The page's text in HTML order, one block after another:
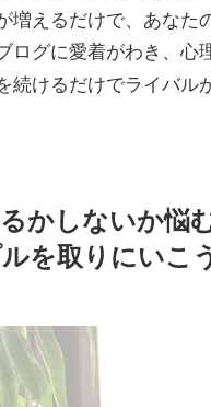
増えるだけで、あなた
ログに愛着がわき、心
続けるだけでライバル
かしないか悩
を取りにいこ